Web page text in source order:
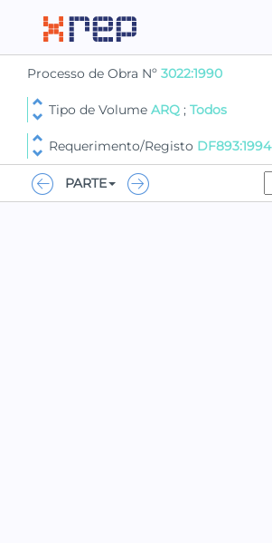
Processo de Obra Nº 3022:1990
Tipo de Volume ARQ ; Todos
Requerimento/Registo DF893:1994
PARTE